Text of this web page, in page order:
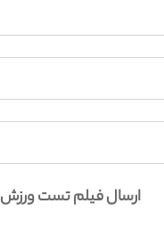
ارسال فیلم تست ورزش